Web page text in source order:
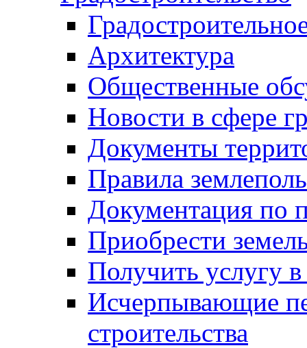
Архитектура
Общественные
Новости в сфере
Документы
Правила
Документация по
Приобрести
Получить услугу в
Исчерпывающие
строительства